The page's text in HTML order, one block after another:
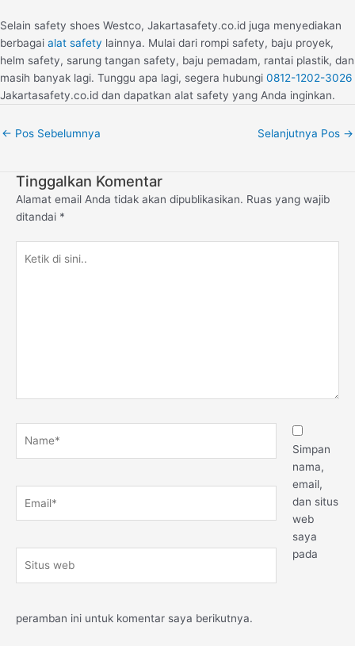
Selain safety shoes Westco, Jakartasafety.co.id juga menyediakan
berbagai alat safety lainnya. Mulai dari rompi safety, baju proyek,
helm safety, sarung tangan safety, baju pemadam, rantai plastik, dan
masih banyak lagi. Tunggu apa lagi, segera hubungi 0812-1202-3026
Jakartasafety.co.id dan dapatkan alat safety yang Anda inginkan.
← Pos Sebelumnya Selanjutnya Pos →
Tinggalkan Komentar
Alamat email Anda tidak akan dipublikasikan. Ruas yang wajib
ditandai *
web
Simpan
nama,
email,
dan situs
web
saya
pada
peramban ini untuk komentar saya berikutnya.